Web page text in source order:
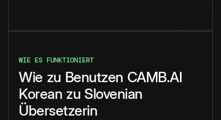
WIE ES FUNKTIONIERT
Wie zu Benutzen CAMB.AI
Korean zu Slovenian
Übersetzerin